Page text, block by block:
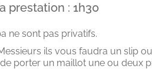
prestation : 1h30
ne sont pas privatifs.
ils vous faudra un slip
porter un maillot une ou deux